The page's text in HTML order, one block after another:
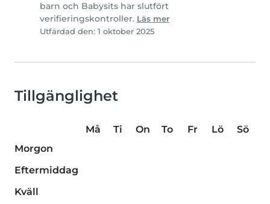
barn och Babysits har slutfört
verifieringskontroller. Läs mer
Utfärdad den: 1 oktober 2025
Tillgänglighet
Må Ti On To Fr Lö
Sö
Morgon
Eftermiddag
Kväll